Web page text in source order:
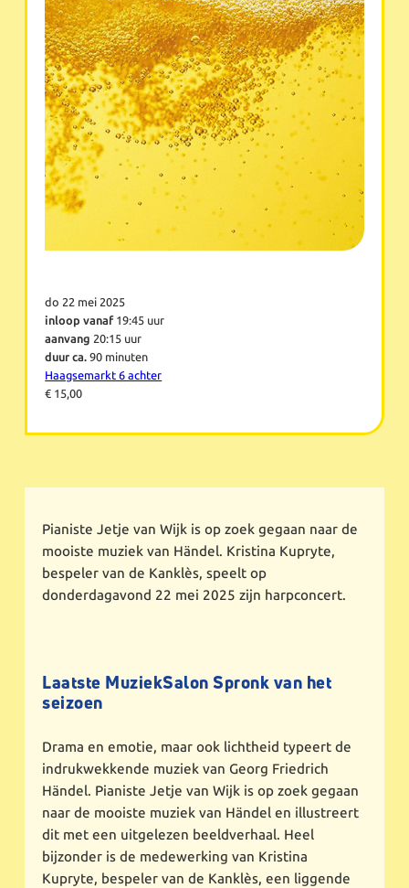
do 22 mei 2025
inloop vanaf19:45 uur
aanvang 20:15 uur
duur ca. 90 minuten
Haagsemarkt 6 achter
€ 15,00
Pianiste Jetje van Wijk is op zoek gegaan naar de
mooiste muziek van Händel. Kristina Kupryte,
bespeler van de Kanklès, speelt op
donderdagavond 22 mei 2025 zijn harpconcert.
Laatste MuziekSalon Spronk van het
seizoen
Drama en emotie, maar ook lichtheid typeert de
indrukwekkende muziek van Georg Friedrich
Händel. Pianiste Jetje van Wijk is op zoek gegaan
naar de mooiste muziek van Händel en illustreert
dit met een uitgelezen beeldverhaal. Heel
bijzonder is de medewerking van Kristina
Kupryte, bespeler van de Kanklès, een liggende